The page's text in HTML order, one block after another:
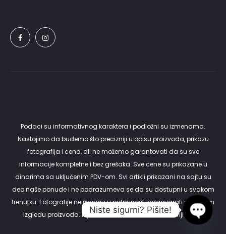
Podaci su informativnog karaktera i podložni su izmenama.
Nastojimo da budemo što precizniji u opisu proizvoda, prikazu
fotografija i cena, ali ne možemo garantovati da su sve
informacije kompletne i bez grešaka. Sve cene su prikazane u
dinarima sa uključenim PDV-om. Svi artikli prikazani na sajtu su
deo naše ponude i ne podrazumeva se da su dostupni u svakom
trenutku. Fotografije ne moraju u potpunosti odgovarati stvarnom
izgledu proizvoda. Isporuku vršimo samo na teritoriji Srbije.
Niste sigurni? Pišite!